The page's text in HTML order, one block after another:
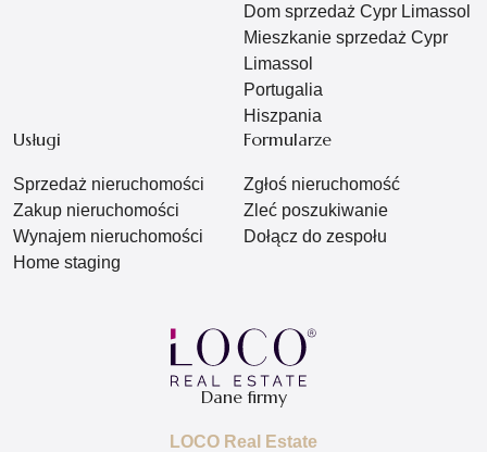
Dom sprzedaż Cypr Limassol
Mieszkanie sprzedaż Cypr
Limassol
Portugalia
Hiszpania
Usługi
Sprzedaż nieruchomości
Zakup nieruchomości
Wynajem nieruchomości
Home staging
Formularze
Zgłoś nieruchomość
Zleć poszukiwanie
Dołącz do zespołu
Dane firmy
LOCO Real Estate